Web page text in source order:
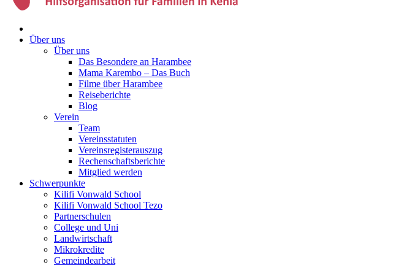
Über uns
Über uns
Das Besondere an Harambee
Mama Karembo – Das Buch
Filme über Harambee
Reiseberichte
Blog
Verein
Team
Vereinsstatuten
Vereinsregisterauszug
Rechenschaftsberichte
Mitglied werden
Schwerpunkte
Kilifi Vonwald School
Kilifi Vonwald School Tezo
Partnerschulen
College und Uni
Landwirtschaft
Mikrokredite
Gemeindearbeit